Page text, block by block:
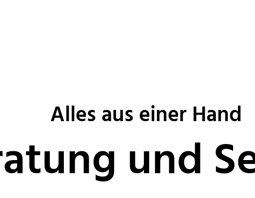
Alles aus einer Hand
und